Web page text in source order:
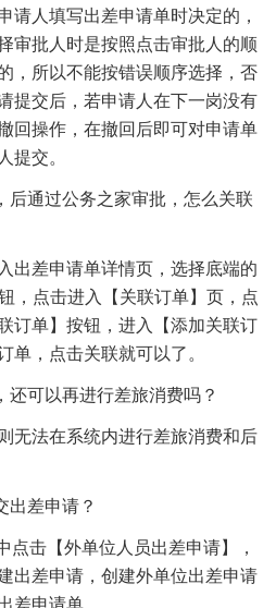
请人填写出差申请单时决定的，
审批人时是按照点击审批人的顺
，所以不能按错误顺序选择，否
提交后，若申请人在下一岗没有
回操作，在撤回后即可对申请单
提交。
后通过公务之家审批，怎么关联
出差申请单详情页，选择底端的
，点击进入【关联订单】页，点
订单】按钮，进入【添加关联订
单，点击关联就可以了。
还可以再进行差旅消费吗？
无法在系统内进行差旅消费和后
出差申请？
点击【外单位人员出差申请】，
出差申请，创建外单位出差申请
差申请单。